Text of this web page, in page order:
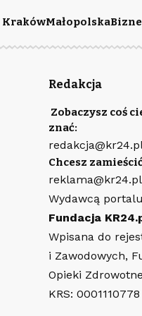
KrakówMałopolska
Redakcja
Zobaczysz coś
znać:
Chcesz
reklama@kr24.pl
Wydawcą
Fundacja
Wpisana do
i Zawodowych,
Opieki
KRS: 0001110778